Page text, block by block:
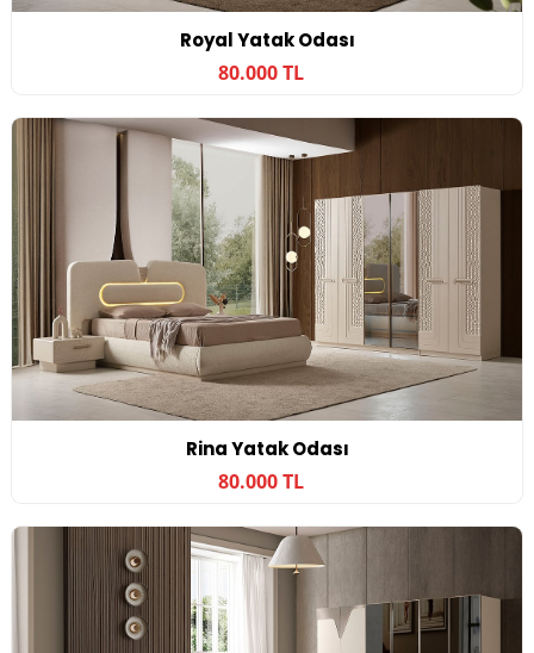
Royal Yatak Odası
80.000 TL
Rina Yatak Odası
80.000 TL